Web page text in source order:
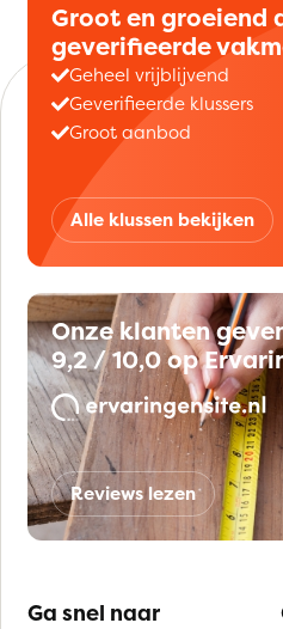
Groot en groeiend
geverifieerde
Geheel vrijblijvend
Geverifieerde klussers
Groot aanbod
Alle klussen bekijken
Onze klanten
9,2 / 10,0 op
Reviews lezen
Ga snel naar